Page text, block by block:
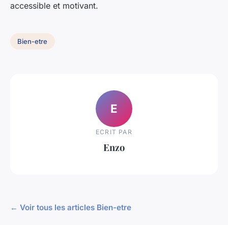
accessible et motivant.
Bien-etre
E
ECRIT PAR
Enzo
← Voir tous les articles Bien-etre